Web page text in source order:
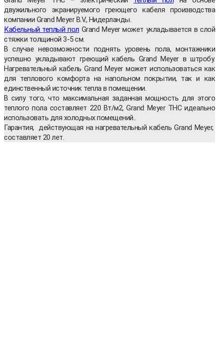
двужильного экранируемого греющего кабеля производства
компании Grand Meyer B.V., Нидерланды.
Кабельный теплый пол Grand Meyer может укладывается в слой
стяжки толщиной 3-5 см.
В случае невозможности поднять уровень пола, монтажники
успешно укладывают греющий кабель Grand Meyer в штробу.
Нагревательный кабель Grand Meyerможет использоваться как
для теплового комфорта на напольном покрытии, так и как
единственный источник тепла в помещении.
В силу того, что максимальная заданная мощность для этого
теплого пола составляет 220 Вт/м2, Grand Meyer THC идеально
использовать для холодных помещений..
Гарантия, действующая на нагревательный кабель Grand Meyer,
составляет 20 лет.